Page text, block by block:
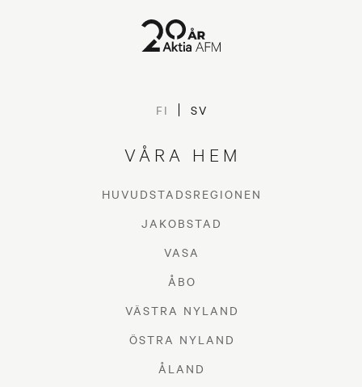
FI SV
VÅRA HEM
HUVUDSTADSREGIONEN
JAKOBSTAD
VASA
ÅBO
VÄSTRA NYLAND
ÖSTRA NYLAND
ÅLAND